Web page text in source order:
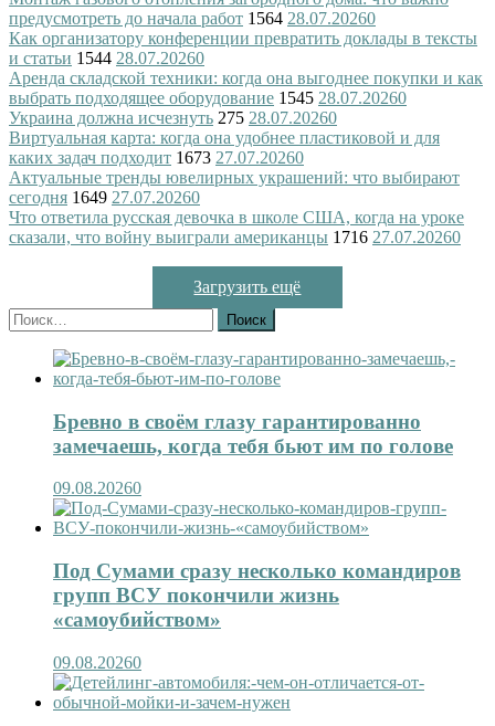
предусмотреть до начала работ 1564 28.07.20260
Как организатору конференции превратить доклады в тексты
и статьи 1544 28.07.20260
Аренда складской техники: когда она выгоднее покупки и как
выбрать подходящее оборудование 1545 28.07.20260
Украина должна исчезнуть 275 28.07.20260
Виртуальная карта: когда она удобнее пластиковой и для
каких задач подходит 1673 27.07.20260
Актуальные тренды ювелирных украшений: что выбирают
сегодня 1649 27.07.20260
Что ответила русская девочка в школе США, когда на уроке
сказали, что войну выиграли американцы 1716 27.07.20260
Загрузить ещё
Найти:
Бревно в своём глазу гарантированно
замечаешь, когда тебя бьют им по голове
09.08.20260
Под Сумами сразу несколько командиров
групп ВСУ покончили жизнь
«самоубийством»
09.08.20260